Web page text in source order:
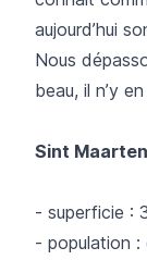
aujourd’hui
Nous
beau, il n’y
Sint
- superficie :
- population